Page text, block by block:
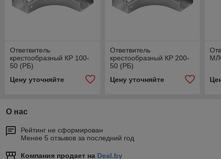
Ответвитель
крестообразный КР 100-
50 (РБ)
Цену уточняйте
Ответвитель
крестообразный КР 200-
50 (РБ)
Цену уточняйте
О нас
Рейтинг не сформирован
Менее 5 отзывов за последний год
Компания продает на Deal.by